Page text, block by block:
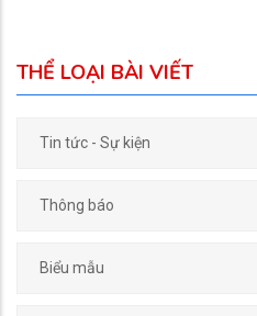
THỂ LOẠI BÀI VIẾT
Tin tức - Sự kiện
Thông báo
Biểu mẫu